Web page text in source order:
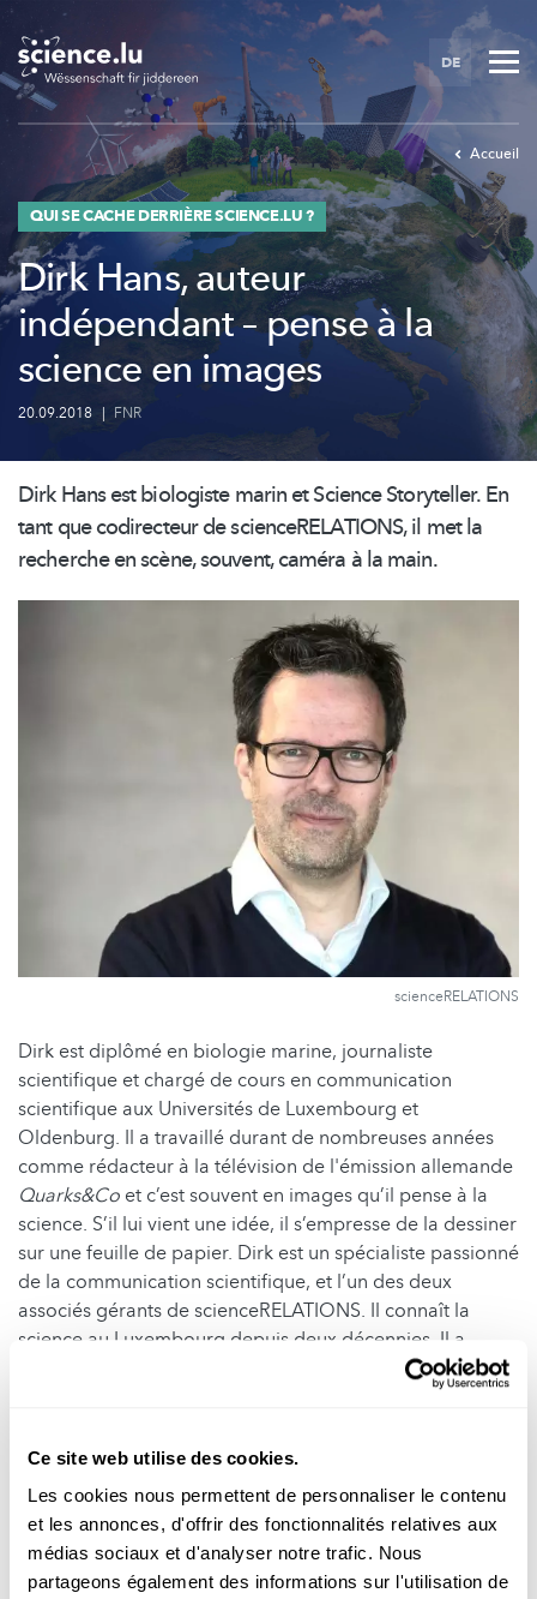
Ce site web utilise des cookies.
Les cookies nous permettent de personnaliser le contenu
et les annonces, d'offrir des fonctionnalités relatives aux
médias sociaux et d'analyser notre trafic. Nous
partageons également des informations sur l'utilisation de
Skip
main
content
DE
Accueil
QUI SE CACHE DERRIÈRE SCIENCE.LU ?
Dirk Hans, auteur
indépendant – pense à la
science en images
20.09.2018 | FNR
Dirk Hans est biologiste marin et Science Storyteller. En
tant que codirecteur descienceRELATIONS,il met la
recherche en scène, souvent, caméra à la main.
scienceRELATIONS
Dirk est diplômé en biologie marine, journaliste
scientifique et chargé de cours en communication
scientifique aux Universités de Luxembourg et
Oldenburg. Il a travaillé durant de nombreuses années
comme rédacteur à la télévision de l'émission allemande
Quarks&Co et c’est souvent en images qu’il pense à la
science. S’il lui vient une idée, il s’empresse de la dessiner
sur une feuille de papier. Dirk est un spécialiste passionné
de la communication scientifique, et l’un des deux
associés gérants de scienceRELATIONS. Il connaît la
science au Luxembourg depuis deux décennies. Il a
conçu la stratégie de communication de plus d’un institut.
main. Vidéaste ou photographe, il met en scène les
scientifiques et leur recherche. Beaucoup de ses
créations peuvent être visionnées sur science.lu.
Dernière mise à jour: 08.04.2026